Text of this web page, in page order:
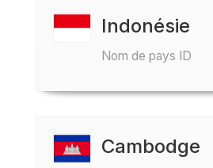
Indonésie
Nom de pays ID
Cambodge